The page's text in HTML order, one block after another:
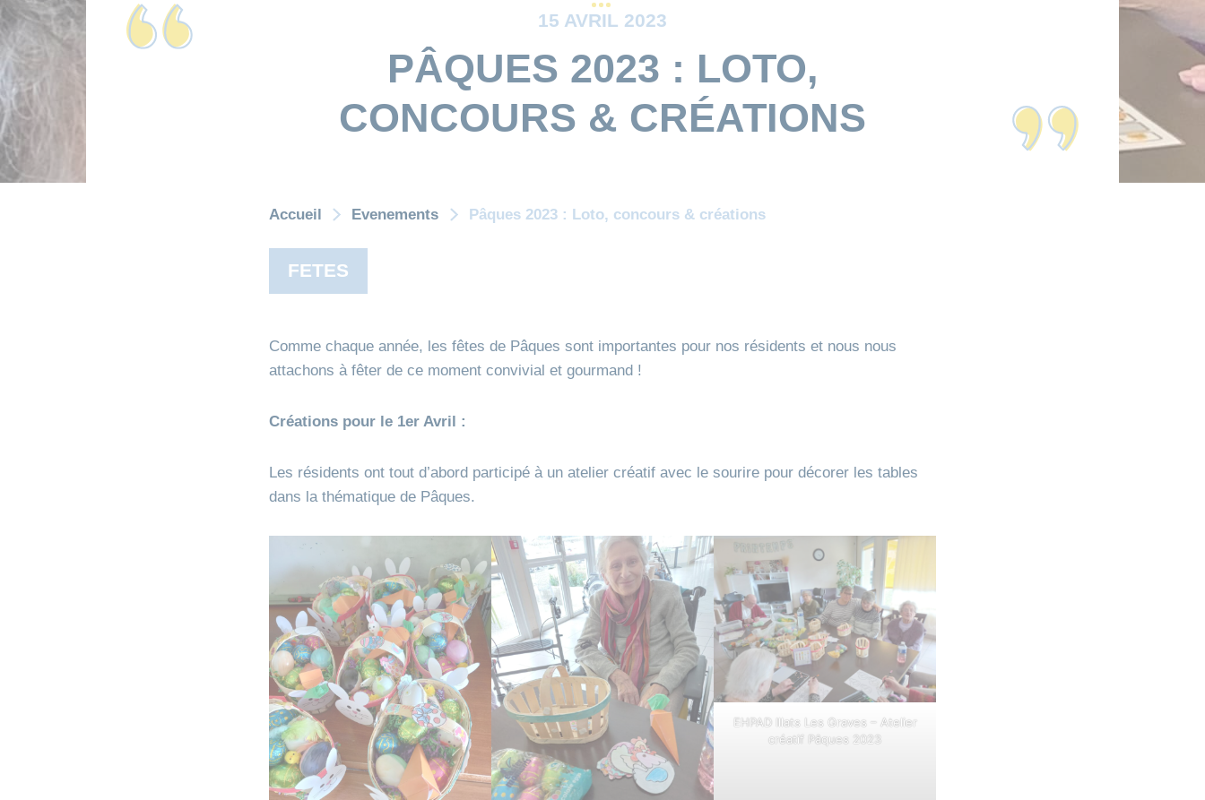
15 AVRIL 2023
PÂQUES 2023 : LOTO,
CONCOURS & CRÉATIONS
Accueil Evenements Pâques 2023 : Loto, concours & créations
FETES
Comme chaque année, les fêtes de Pâques sont importantes pour nos résidents et nous nous
attachons à fêter de ce moment convivial et gourmand !
Créations pour le 1er Avril :
Les résidents ont tout d’abord participé à un atelier créatif avec le sourire pour décorer les tables
dans la thématique de Pâques.
EHPAD Illats Les Graves – Atelier
créatif Pâques 2023